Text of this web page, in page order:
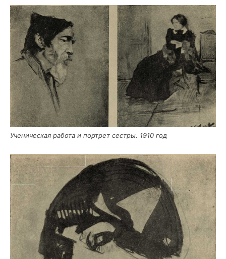
Уче­ни­че­ская рабо­та и порт­рет сест­ры. 1910 год